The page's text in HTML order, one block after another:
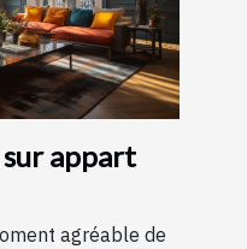
appart
agréable de